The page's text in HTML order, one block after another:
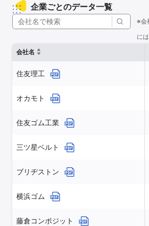
企業ごとのデータ一覧
※会
に
会社名
住友理工
オカモト
住友ゴム工業
三ツ星ベルト
ブリヂストン
横浜ゴム
藤倉コンポジット